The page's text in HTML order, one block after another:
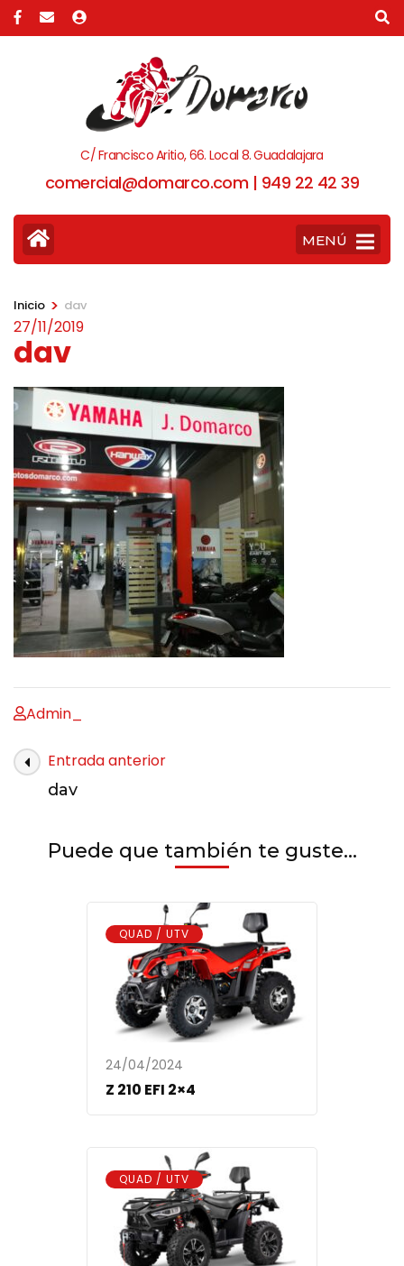
C/ Francisco Aritio, 66. Local 8. Guadalajara
comercial@domarco.com | 949 22 42 39
MENÚ
Inicio > dav
27/11/2019
dav
Admin_
Entrada anterior
dav
Puede que también te guste...
QUAD / UTV
24/04/2024
Z 210 EFI 2×4
QUAD / UTV